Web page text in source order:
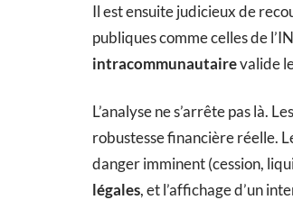
Il est ensuite judicieux de
publiques comme celles de
intracommunautairevalide
L’analyse ne s’arrête pas là. Les
robustesse financière réelle.
danger imminent (cession,
légales, et l’affichage d’un